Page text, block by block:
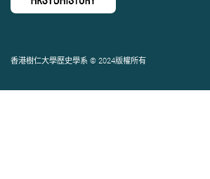
香港樹仁大學歷史學系 © 2024版權所有